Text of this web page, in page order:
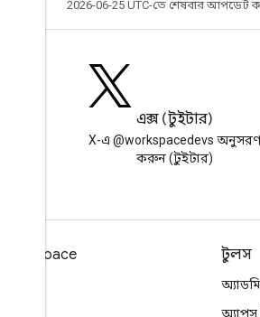
2026-06-25 UTC-তে শেষবার আপডেট
এক্স (টুইটার)
X-এ @workspacedevs
করুন (টুইটার)
টুলস
অ্যাপস